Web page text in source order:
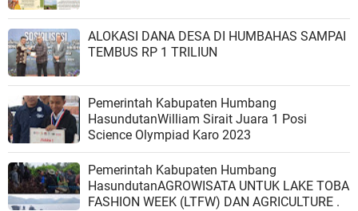
ALOKASI DANA DESA DI HUMBAHAS SAMPAI
TEMBUS RP 1 TRILIUN
Pemerintah Kabupaten Humbang
HasundutanWilliam Sirait Juara 1 Posi
Science Olympiad Karo 2023
Pemerintah Kabupaten Humbang
HasundutanAGROWISATA UNTUK LAKE TOBA
FASHION WEEK (LTFW) DAN AGRICULTURE .